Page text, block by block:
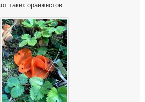
таких оранжистов.